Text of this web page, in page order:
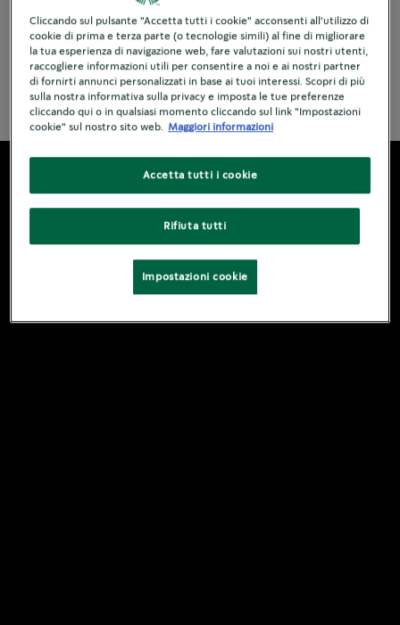
Ingredienti
Cliccando sul pulsante "Accetta tutti i cookie" acconsenti all'utilizzo di
cookie di prima e terza parte (o tecnologie simili) al fine di migliorare
la tua esperienza di navigazione web, fare valutazioni sui nostri utenti,
raccogliere informazioni utili per consentire a noi e ai nostri partner
di fornirti annunci personalizzati in base ai tuoi interessi. Scopri di più
sulla nostra informativa sulla privacy e imposta le tue preferenze
cliccando qui o in qualsiasi momento cliccando sul link "Impostazioni
cookie" sul nostro sito web.
Maggiori informazioni
Rifiuta tutti
Accetta tutti i cookie
Impostazioni cookie